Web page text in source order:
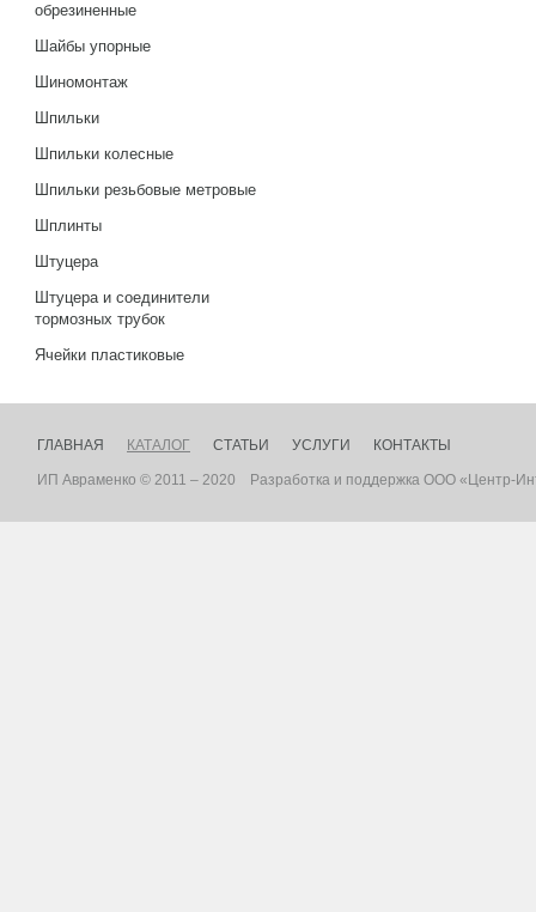
обрезиненные
Шайбы упорные
Шиномонтаж
Шпильки
Шпильки колесные
Шпильки резьбовые метровые
Шплинты
Штуцера
Штуцера и соединители
тормозных трубок
Ячейки пластиковые
ГЛАВНАЯ КАТАЛОГ СТАТЬИ УСЛУГИ КОНТАКТЫ
ИП Авраменко © 2011 – 2020 Разработка и поддержка ООО «Центр-